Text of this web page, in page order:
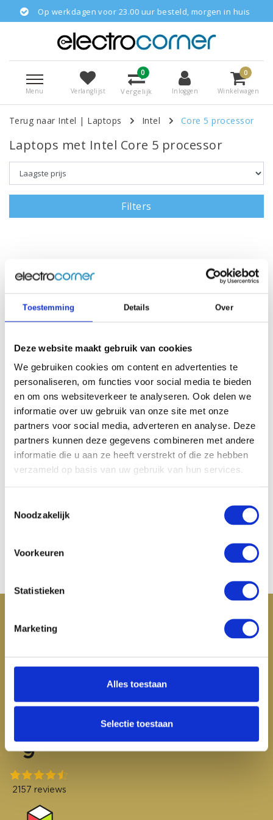
Toestemming Details Over
Deze website maakt gebruik van cookies
We gebruiken cookies om content en advertenties te
personaliseren, om functies voor social media te bieden
en om ons websiteverkeer te analyseren. Ook delen we
informatie over uw gebruik van onze site met onze
partners voor social media, adverteren en analyse. Deze
partners kunnen deze gegevens combineren met andere
informatie die u aan ze heeft verstrekt of die ze hebben
verzameld op basis van uw gebruik van hun services.
Noodzakelijk
Voorkeuren
Statistieken
Marketing
Alles toestaan
Selectie toestaan
Op werkdagen voor 23.00 uur besteld, morgen in huis
Menu Verlanglijst
0
Vergelijk Inloggen
0
Winkelwagen
Terug naar Intel | Laptops Intel Core 5 processor
Laptops met Intel Core 5 processor
Filters
HP OmniBook 5 Flip
14-fp0030nb
14.0 inch | 2K Omklapbaar
scherm | Touchscreen | Intel
Core 5 | 16 Gb geheugen |
512 Gb SSD opslag | Intel
Graphics Videokaart |
Oplader meegeleverd |
AZERTY
Vergelijk
HP OmniBook 5 Flip
14-fp0950nb
14 inch | 2K omklapbaar
scherm | Touchscreen | Intel
Core 5 | 16 Gb geheugen |
512 Gb SSD opslag | Intel
Videokaart | Oplader
meegeleverd | AZERTY
€799,00
Contactgegevens